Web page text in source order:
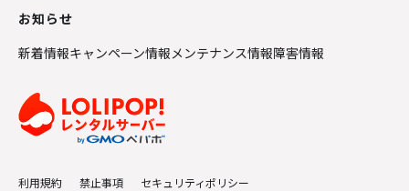
お知らせ
新着情報キャンペーン情報メンテナンス情報障害情報
利用規約 禁止事項
セキュリティポリシー